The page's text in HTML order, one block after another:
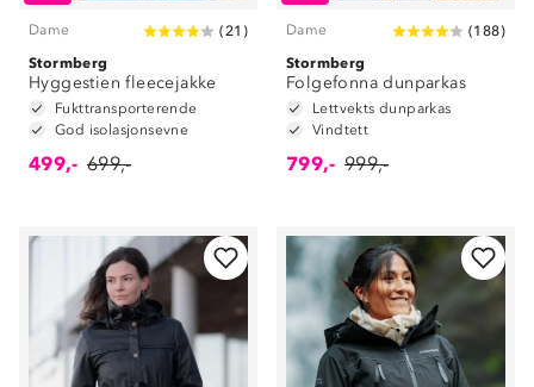
Dame (21 )
Stormberg
Hyggestien fleecejakke
Fukttransporterende
God isolasjonsevne
499,- 699,-
Dame (188)
Stormberg
Folgefonna dunparkas
Lettvekts dunparkas
Vindtett
799,- 999,-